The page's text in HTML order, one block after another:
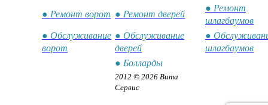
● Ремонт ворот ● Ремонт дверей
● Ремонт
шлагбаумов
● Обслуживание
ворот
● Обслуживание
дверей
●
шлагбаумов
● Болларды
2012 © 2026 Вита
Сервис